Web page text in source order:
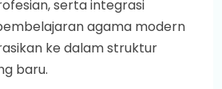
serta integrasi
agama modern
ke dalam struktur
baru.